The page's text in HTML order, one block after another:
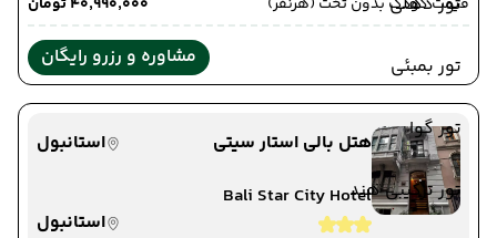
تور بمبئی
تور گوا
تور ترکیبی هند
مشاوره و رزرو رایگان
هتل بالی استار سیتی
استانبول
Bali Star City Hotel
استانبول